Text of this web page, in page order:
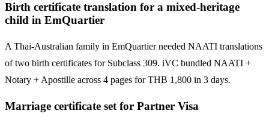
Birth certificate translation for a mixed-heritage
child in EmQuartier
A Thai-Australian family in EmQuartier needed NAATI translations
of two birth certificates for Subclass 309. iVC bundled NAATI +
Notary + Apostille across 4 pages for THB 1,800 in 3 days.
Marriage certificate set for Partner Visa